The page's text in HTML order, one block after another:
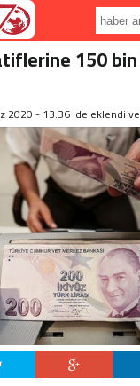
150
2020 - 13:36 'de eklendi ve